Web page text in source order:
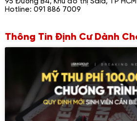
Hotline: 091 886 7009
Thông Tin Định Cư Dành